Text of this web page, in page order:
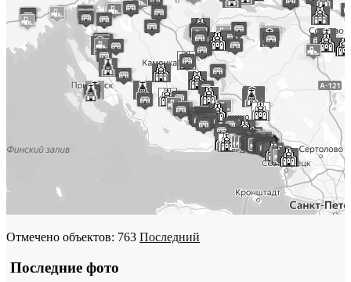
Отмечено объектов: 763 Последний
Последние фото